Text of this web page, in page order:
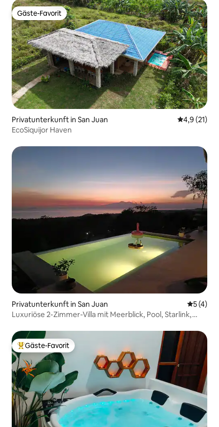
Gäste-Favorit
Gäste-Favorit
Privatunterkunft in San Juan
4,9 (21)
EcoSiquijor Haven
Privatunterkunft in San Juan
5 (4)
Luxuriöse 2-Zimmer-Villa mit Meerblick, Pool, Starlink,
Beliebter Gäste-Favorit.
Gäste-Favorit